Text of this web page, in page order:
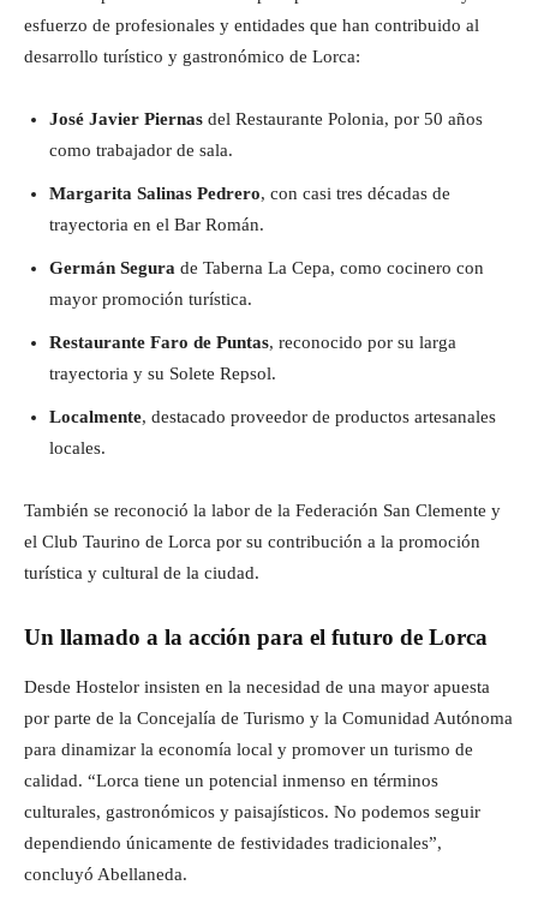
esfuerzo de profesionales y entidades que han contribuido al
desarrollo turístico y gastronómico de Lorca:
José Javier Piernas del Restaurante Polonia, por 50 años
como trabajador de sala.
Margarita Salinas Pedrero, con casi tres décadas de
trayectoria en el Bar Román.
Germán Segura de Taberna La Cepa, como cocinero con
mayor promoción turística.
Restaurante Faro de Puntas, reconocido por su larga
trayectoria y su Solete Repsol.
Localmente, destacado proveedor de productos artesanales
locales.
También se reconoció la labor de la Federación San Clemente y
el Club Taurino de Lorca por su contribución a la promoción
turística y cultural de la ciudad.
Un llamado a la acción para el futuro de Lorca
Desde Hostelor insisten en la necesidad de una mayor apuesta
por parte de la Concejalía de Turismo y la Comunidad Autónoma
para dinamizar la economía local y promover un turismo de
calidad. “Lorca tiene un potencial inmenso en términos
culturales, gastronómicos y paisajísticos. No podemos seguir
dependiendo únicamente de festividades tradicionales”,
concluyó Abellaneda.